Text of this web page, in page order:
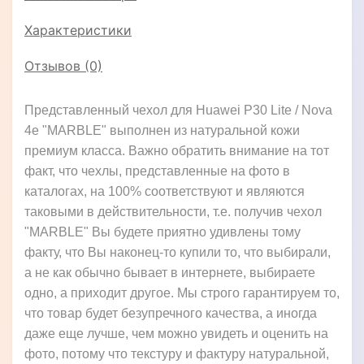
Характеристики
Отзывов (0)
Представленный чехол для Huawei P30 Lite / Nova
4e "MARBLE" выполнен из натуральной кожи
премиум класса. Важно обратить внимание на тот
факт, что чехлы, представленные на фото в
каталогах, на 100% соответствуют и являются
таковыми в действительности, т.е. получив чехол
"MARBLE" Вы будете приятно удивлены тому
факту, что Вы наконец-то купили то, что выбирали,
а не как обычно бывает в интернете, выбираете
одно, а приходит другое. Мы строго гарантируем то,
что товар будет безупречного качества, а иногда
даже еще лучше, чем можно увидеть и оценить на
фото, потому что текстуру и фактуру натуральной,